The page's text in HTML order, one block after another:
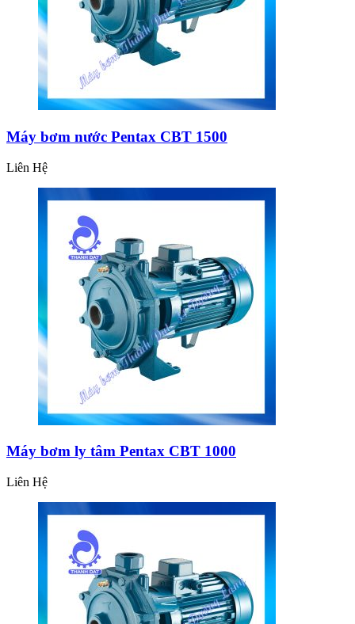
Máy bơm nước Pentax CBT 1500
Liên Hệ
Máy bơm ly tâm Pentax CBT 1000
Liên Hệ